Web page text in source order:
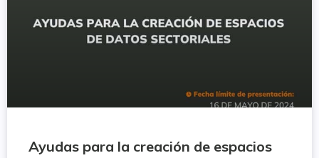
Ayudas para la creación de espacios